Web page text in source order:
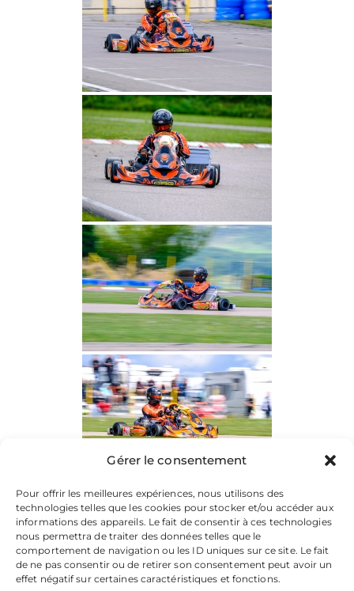
Gérer le consentement
Pour offrir les meilleures expériences, nous utilisons des
technologies telles que les cookies pour stocker et/ou accéder aux
informations des appareils. Le fait de consentir à ces technologies
nous permettra de traiter des données telles que le
comportement de navigation ou les ID uniques sur ce site. Le fait
de ne pas consentir ou de retirer son consentement peut avoir un
effet négatif sur certaines caractéristiques et fonctions.